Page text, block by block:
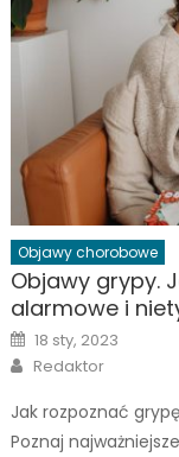
Objawy chorobowe
Objawy grypy.
alarmowe i
Posted
on
18 sty, 2023
Author
Redaktor
Jak rozpoznać
Poznaj